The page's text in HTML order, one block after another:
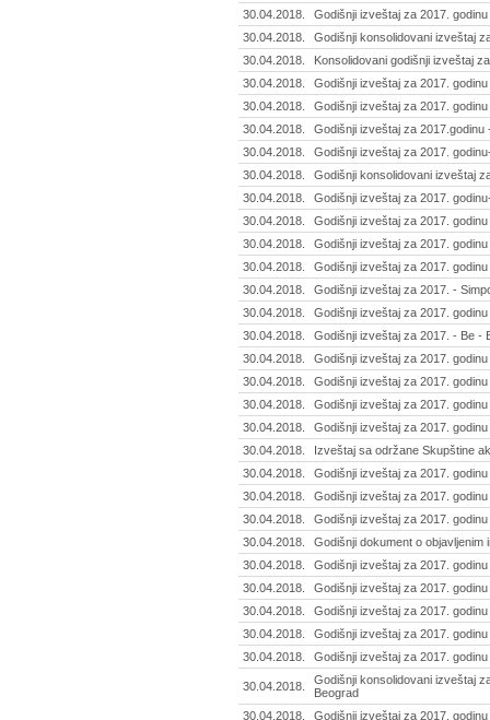
30.04.2018.
Godišnji izveštaj za 2017.
30.04.2018.
Godišnji konsolidovani izveštaj
30.04.2018.
Konsolidovani godišnji izveštaj
30.04.2018.
Godišnji izveštaj za 2017.
30.04.2018.
Godišnji izveštaj za 2017.
30.04.2018.
Godišnji izveštaj za 2017.godinu
30.04.2018.
Godišnji izveštaj za 2017.
30.04.2018.
Godišnji konsolidovani izveštaj
30.04.2018.
Godišnji izveštaj za 2017.
30.04.2018.
Godišnji izveštaj za 2017.
30.04.2018.
Godišnji izveštaj za 2017.
30.04.2018.
Godišnji izveštaj za 2017.
30.04.2018.
Godišnji izveštaj za 2017. -
30.04.2018.
Godišnji izveštaj za 2017.
30.04.2018.
Godišnji izveštaj za 2017. - Be -
30.04.2018.
Godišnji izveštaj za 2017.
30.04.2018.
Godišnji izveštaj za 2017.
30.04.2018.
Godišnji izveštaj za 2017.
30.04.2018.
Godišnji izveštaj za 2017.
30.04.2018.
Izveštaj sa održane Skupštine
30.04.2018.
Godišnji izveštaj za 2017.
30.04.2018.
Godišnji izveštaj za 2017.
30.04.2018.
Godišnji izveštaj za 2017.
30.04.2018.
Godišnji dokument o
30.04.2018.
Godišnji izveštaj za 2017.
30.04.2018.
Godišnji izveštaj za 2017.
30.04.2018.
Godišnji izveštaj za 2017.
30.04.2018.
Godišnji izveštaj za 2017.
30.04.2018.
Godišnji izveštaj za 2017.
30.04.2018.
Godišnji konsolidovani izveštaj
Beograd
30.04.2018.
Godišnji izveštaj za 2017.